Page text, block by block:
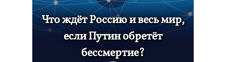
Что ждёт Россию и весь мир,
если Путин обретёт
бессмертие?